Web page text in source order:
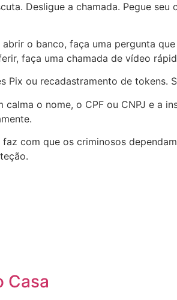
Desligue a chamada. Pegue
o banco, faça uma pergunta
faça uma chamada de vídeo
ou recadastramento de tokens.
o nome, o CPF ou CNPJ e a
com que os criminosos
Casa